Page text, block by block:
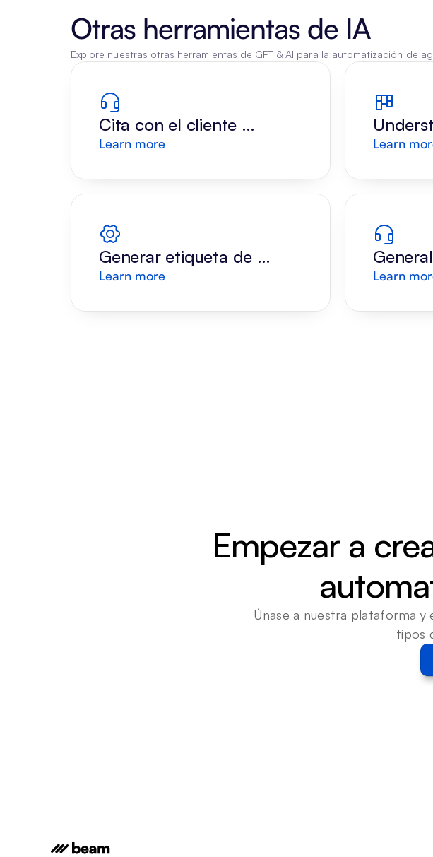
Otras herramientas de IA
Explore nuestras otras herramientas de GPT & AI para la automatización de
Cita con el cliente
Respuesta
Learn more Learn
Generar etiqueta de
envío
Learn more Learn
Empezar a
Únase a nuestra plataforma
tipos